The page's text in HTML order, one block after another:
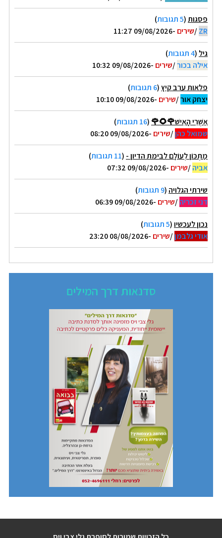
פסגות(5 תגובות
)
ZR
/שירים -09/08/2026 11:27
גיל (4 תגובות
)
אילה בכור/שירים -09/08/2026 10:32
פלאות ערב קיץ(6 תגובות
)
יצחק אור/שירים -09/08/2026 10:10
אַשְׁרֵי הָאִישׁ🌹🌻🌹 (16 תגובות
)
שמואל כהן/שירים -09/08/2026 08:20
מַתְכּוֹן לְעוֹלָם לבימת הדיון - (11 תגובות
)
אביה/שירים -09/08/2026 07:32
שירתי הגלויה (9 תגובות
)
דני זכריה/שירים -09/08/2026 06:39
נכון לעכשיו(5 תגובות
)
אודי גלבמן/שירים -08/08/2026 23:20
סדנאות דרך המילים